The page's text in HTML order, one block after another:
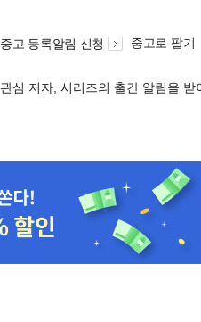
중고 등록알림 신청 중고로 팔기
관심 저자, 시리즈의 출간 알림을 받